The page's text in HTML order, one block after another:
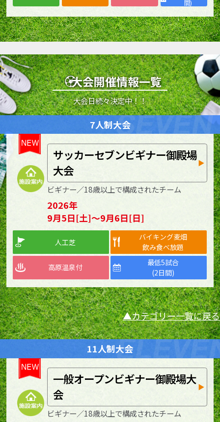
間)
大会開催情報一覧
大会日続々決定中！！
7人制大会
サッカーセブンビギナー御殿場
大会
ビギナー／18歳以上で構成されたチーム
2026年
9月5日[土]～9月6日[日]
人工芝
バイキング麦畑
飲み食べ放題
高原温泉付
最低5試合
(2日間)
カテゴリー一覧に戻る
11人制大会
一般オープンビギナー御殿場大
会
ビギナー／18歳以上で構成されたチーム